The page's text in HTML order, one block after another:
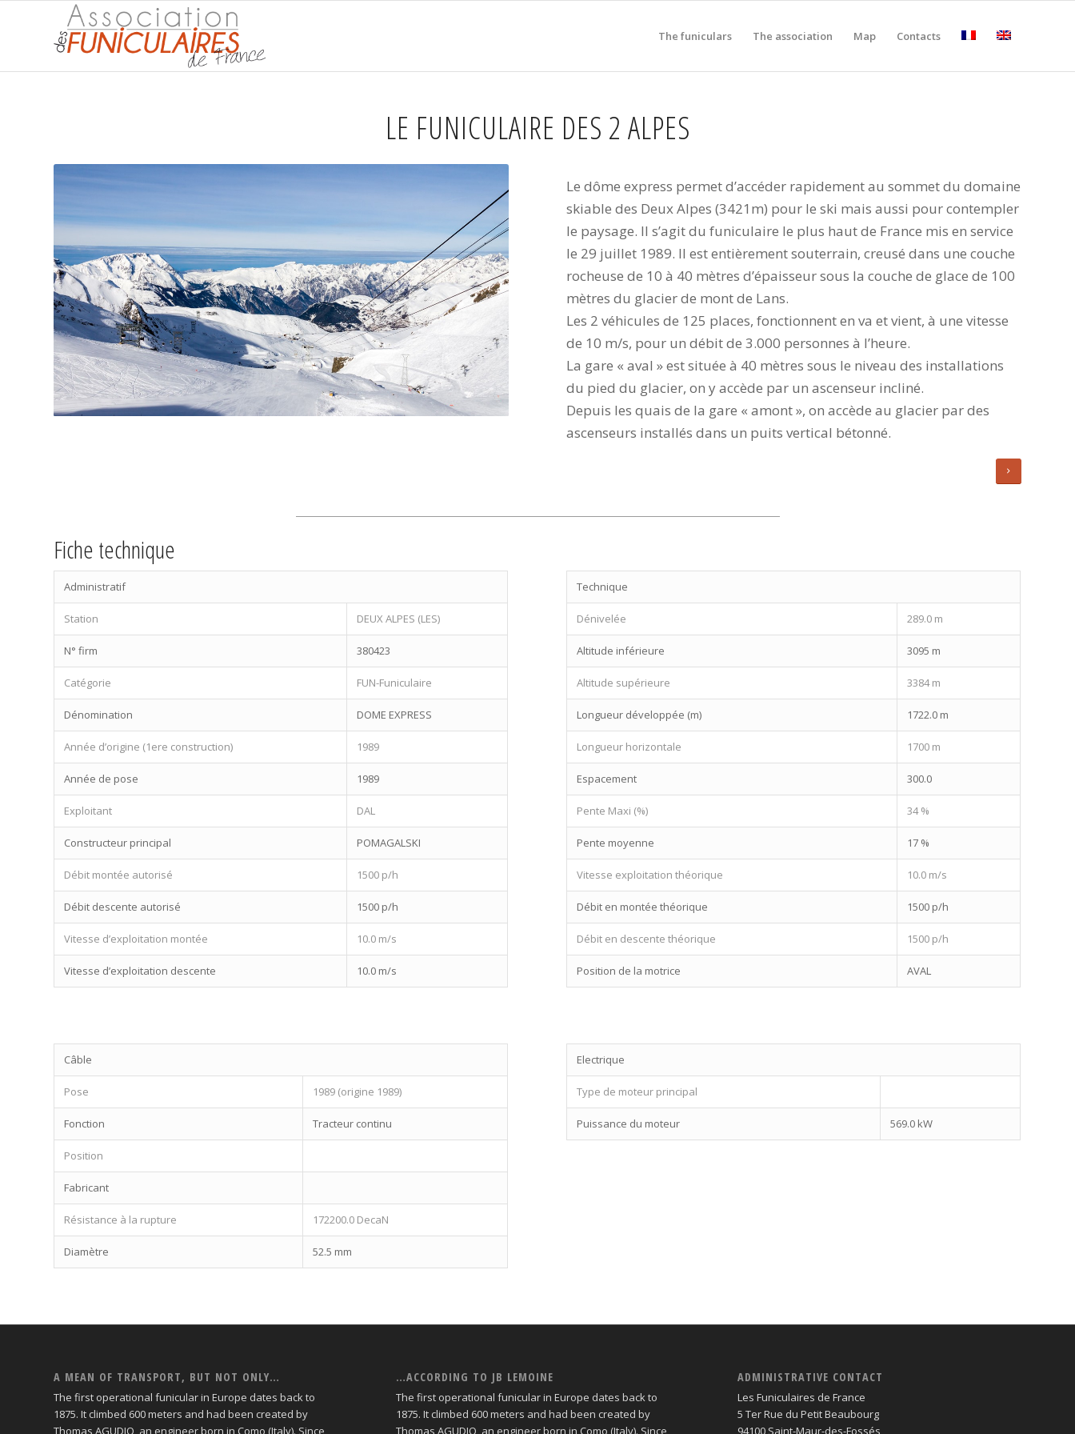
The funiculars The association Map Contacts
LE FUNICULAIRE DES 2 ALPES
Le dôme express permet d’accéder rapidement au sommet du domaine
skiable des Deux Alpes (3421m) pour le ski mais aussi pour contempler
le paysage. Il s’agit du funiculaire le plus haut de France mis en service
le 29 juillet 1989. Il est entièrement souterrain, creusé dans une couche
rocheuse de 10 à 40 mètres d’épaisseur sous la couche de glace de 100
mètres du glacier de mont de Lans.
Les 2 véhicules de 125 places, fonctionnent en va et vient, à une vitesse
de 10 m/s, pour un débit de 3.000 personnes à l’heure.
La gare « aval » est située à 40 mètres sous le niveau des installations
du pied du glacier, on y accède par un ascenseur incliné.
Depuis les quais de la gare « amont », on accède au glacier par des
ascenseurs installés dans un puits vertical bétonné.
Fiche technique
Administratif
Station DEUX ALPES (LES)
N° firm 380423
Catégorie FUN-Funiculaire
Dénomination DOME EXPRESS
Année d’origine (1ere construction) 1989
Année de pose 1989
Exploitant DAL
Constructeur principal POMAGALSKI
Débit montée autorisé 1500 p/h
Débit descente autorisé 1500 p/h
Vitesse d’exploitation montée 10.0 m/s
Vitesse d’exploitation descente 10.0 m/s
Technique
Dénivelée 289.0 m
Altitude inférieure 3095 m
Altitude supérieure 3384 m
Longueur développée (m) 1722.0 m
Longueur horizontale 1700 m
Espacement 300.0
Pente Maxi (%) 34 %
Pente moyenne 17 %
Vitesse exploitation théorique 10.0 m/s
Débit en montée théorique 1500 p/h
Débit en descente théorique 1500 p/h
Position de la motrice AVAL
Câble
Pose 1989 (origine 1989)
Fonction Tracteur continu
Position
Fabricant
Résistance à la rupture 172200.0 DecaN
Diamètre 52.5 mm
Electrique
Type de moteur principal
Puissance du moteur 569.0 kW
A MEAN OF TRANSPORT, BUT NOT ONLY…
The first operational funicular in Europe dates back to
1875. It climbed 600 meters and had been created by
Thomas AGUDIO, an engineer born in Como (Italy). Since
…ACCORDING TO JB LEMOINE
The first operational funicular in Europe dates back to
1875. It climbed 600 meters and had been created by
Thomas AGUDIO, an engineer born in Como (Italy). Since
ADMINISTRATIVE CONTACT
Les Funiculaires de France
5 Ter Rue du Petit Beaubourg
94100 Saint-Maur-des-Fossés